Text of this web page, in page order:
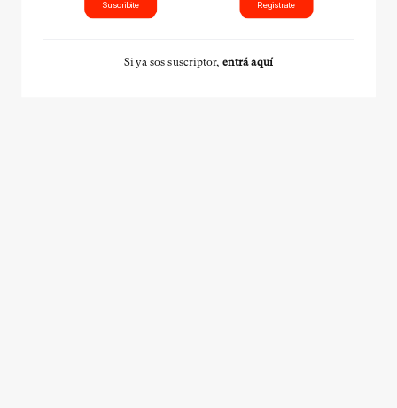
Suscribite Registrate
Si ya sos suscriptor, entrá aquí